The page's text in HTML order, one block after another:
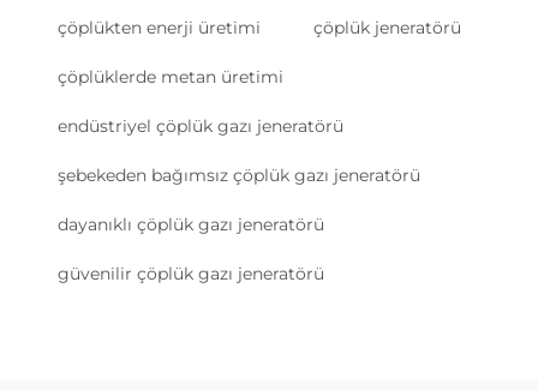
çöplükten enerji üretimi çöplük jeneratörü
çöplüklerde metan üretimi
endüstriyel çöplük gazı jeneratörü
şebekeden bağımsız çöplük gazı jeneratörü
dayanıklı çöplük gazı jeneratörü
güvenilir çöplük gazı jeneratörü